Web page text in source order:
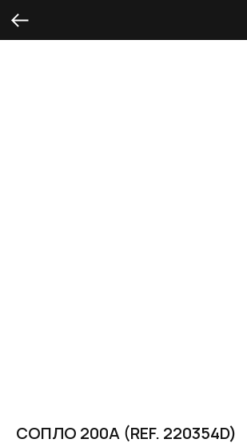
СОПЛО 200A (REF. 220354D)